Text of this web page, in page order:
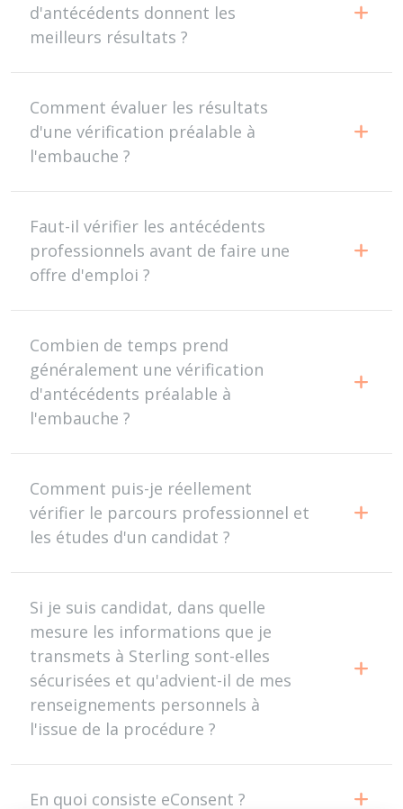
d'antécédents donnent les
meilleurs résultats ?
Comment évaluer les résultats
d'une vérification préalable à
l'embauche ?
Faut-il vérifier les antécédents
professionnels avant de faire une
offre d'emploi ?
Combien de temps prend
généralement une vérification
d'antécédents préalable à
l'embauche ?
Comment puis-je réellement
vérifier le parcours professionnel et
les études d'un candidat ?
Si je suis candidat, dans quelle
mesure les informations que je
transmets à Sterling sont-elles
sécurisées et qu'advient-il de mes
renseignements personnels à
l'issue de la procédure ?
En quoi consiste eConsent ?